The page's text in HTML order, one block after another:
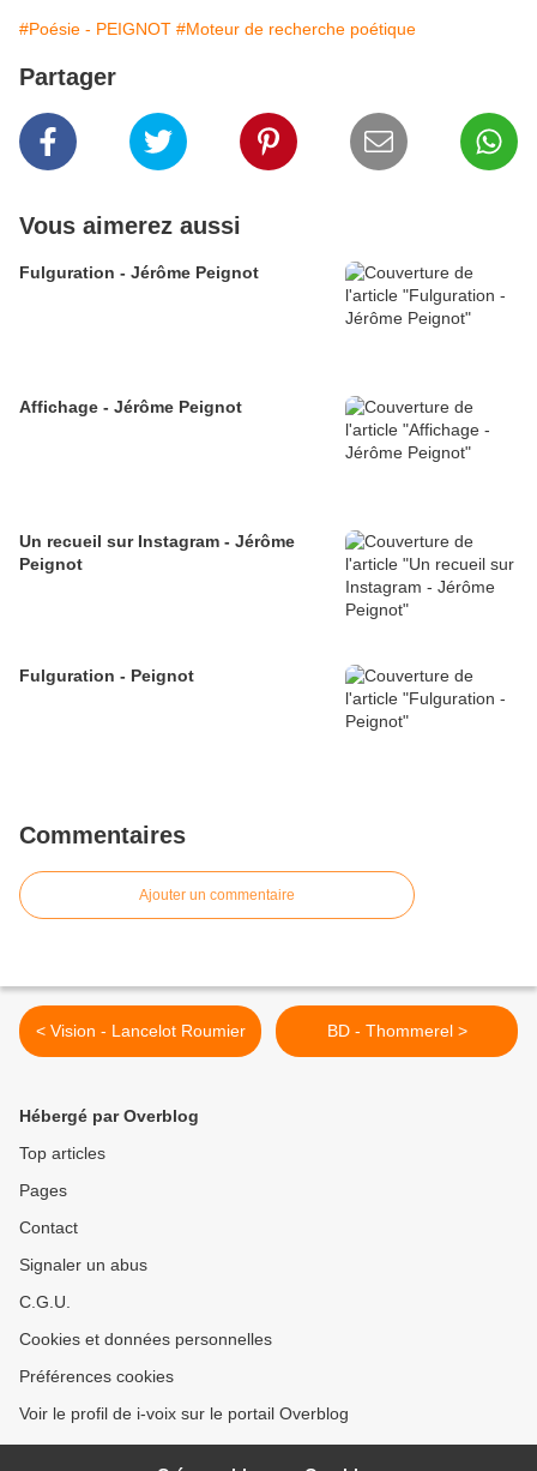
#Poésie - PEIGNOT #Moteur de recherche poétique
Partager
Vous aimerez aussi
Fulguration - Jérôme Peignot
Affichage - Jérôme Peignot
Un recueil sur Instagram - Jérôme
Peignot
Fulguration - Peignot
Commentaires
Ajouter un commentaire
< Vision - Lancelot Roumier BD - Thommerel >
Hébergé par Overblog
Top articles
Pages
Contact
Signaler un abus
C.G.U.
Cookies et données personnelles
Préférences cookies
Voir le profil de i-voix sur le portail Overblog